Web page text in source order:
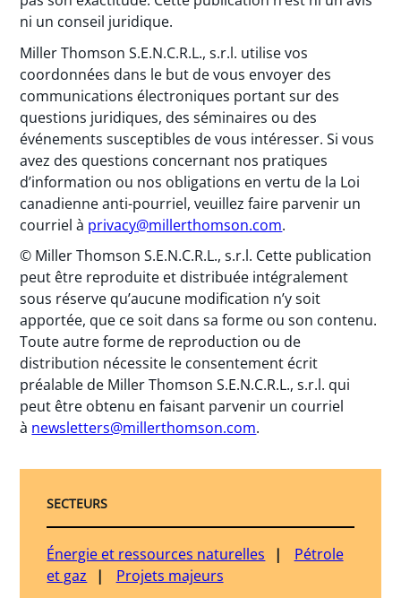
ni un conseil juridique.
Miller Thomson S.E.N.C.R.L., s.r.l. utilise vos
coordonnées dans le but de vous envoyer des
communications électroniques portant sur des
questions juridiques, des séminaires ou des
événements susceptibles de vous intéresser. Si vous
avez des questions concernant nos pratiques
d’information ou nos obligations en vertu de la Loi
canadienne anti-pourriel, veuillez faire parvenir un
courriel à privacy@millerthomson.com.
© Miller Thomson S.E.N.C.R.L., s.r.l. Cette publication
peut être reproduite et distribuée intégralement
sous réserve qu’aucune modification n’y soit
apportée, que ce soit dans sa forme ou son contenu.
Toute autre forme de reproduction ou de
distribution nécessite le consentement écrit
préalable de Miller Thomson S.E.N.C.R.L., s.r.l. qui
peut être obtenu en faisant parvenir un courriel
à newsletters@millerthomson.com.
SECTEURS
Énergie et ressources naturelles
Pétrole
et gaz
Projets majeurs